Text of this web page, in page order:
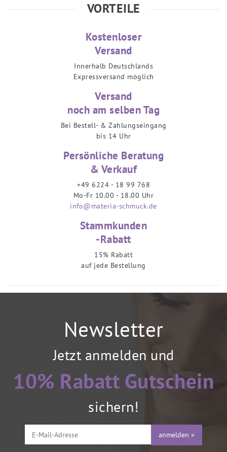
VORTEILE
Kostenloser
Versand
Innerhalb Deutschlands
Expressversand möglich
Versand
noch am selben Tag
Bei Bestell- & Zahlungseingang
bis 14 Uhr
Persönliche Beratung
& Verkauf
+49 6224 - 18 99 768
Mo-Fr 10.00 - 18.00 Uhr
info@materia-schmuck.de
Stammkunden
-Rabatt
15% Rabatt
auf jede Bestellung
Newsletter
Jetzt anmelden und
10% Rabatt Gutschein
sichern!
anmelden »